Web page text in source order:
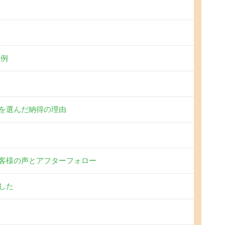
選んだ納得の理由
様の声とアフターフォロー
た